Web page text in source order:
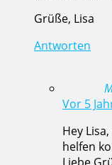
Grüße, Lisa
Antworten
Vor 5
Hey
helfen